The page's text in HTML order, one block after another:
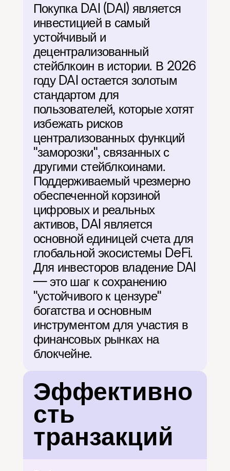
Покупка DAI (DAI) является
инвестицией в самый
устойчивый и
децентрализованный
стейблкоин в истории. В 2026
году DAI остается золотым
стандартом для
пользователей, которые хотят
избежать рисков
централизованных функций
"заморозки", связанных с
другими стейблкоинами.
Поддерживаемый чрезмерно
обеспеченной корзиной
цифровых и реальных
активов, DAI является
основной единицей счета для
глобальной экосистемы DeFi.
Для инвесторов владение DAI
— это шаг к сохранению
"устойчивого к цензуре"
богатства и основным
инструментом для участия в
финансовых рынках на
блокчейне.
Эффективно
сть
транзакций